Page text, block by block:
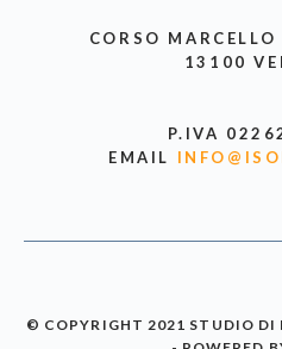
CORSO
13100
P.IVA
EMAIL
© COPYRIGHT 2021 STUDIO DI